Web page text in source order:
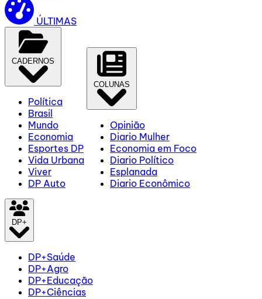
ÚLTIMAS
CADERNOS
Política
Brasil
Mundo
Economia
Esportes DP
Vida Urbana
Viver
DP Auto
COLUNAS
Opinião
Diario Mulher
Economia em Foco
Diario Político
Esplanada
Diario Econômico
DP+
DP+Saúde
DP+Agro
DP+Educação
DP+Ciências